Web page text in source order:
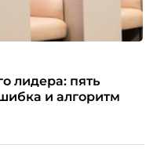
лидера: пять
и алгоритм